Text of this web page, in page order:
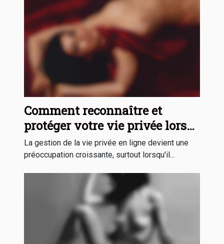
Comment reconnaître et
protéger votre vie privée lors
du sexting ?
La gestion de la vie privée en ligne devient une
préoccupation croissante, surtout lorsqu'il...